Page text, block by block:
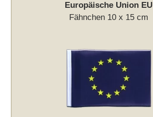
Europäische Union EU
Fähnchen 10 x 15 cm